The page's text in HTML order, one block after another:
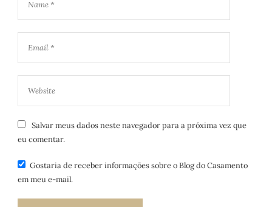
Salvar meus dados neste navegador para a próxima vez que
eu comentar.
Gostaria de receber informações sobre o Blog do Casamento
em meu e-mail.